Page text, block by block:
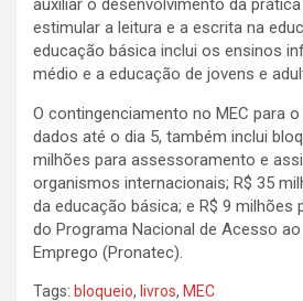
auxiliar o desenvolvimento da
estimular a leitura e a escrita na
educação básica inclui os ensinos
médio e a educação de jovens e
O contingenciamento no MEC para
dados até o dia 5, também inclui
milhões para assessoramento e
organismos internacionais; R$ 35
da educação básica; e R$ 9 milhões
do Programa Nacional de Acesso
Emprego (Pronatec).
Tags: bloqueio, livros, MEC